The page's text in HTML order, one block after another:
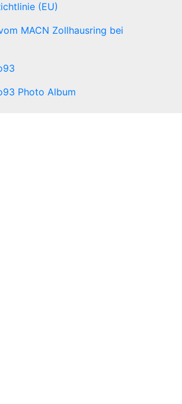
(EU)
MACN Zollhausring bei
Photo Album